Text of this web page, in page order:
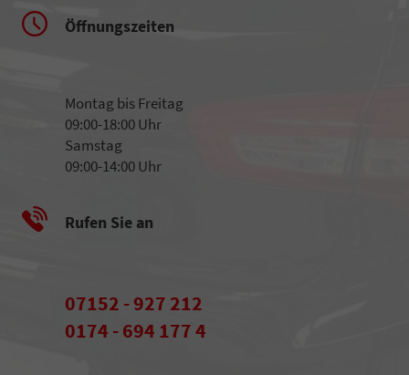
Öffnungszeiten
Montag bis Freitag
09:00-18:00 Uhr
Samstag
09:00-14:00 Uhr
Rufen Sie an
07152 - 927 212
0174 - 694 177 4